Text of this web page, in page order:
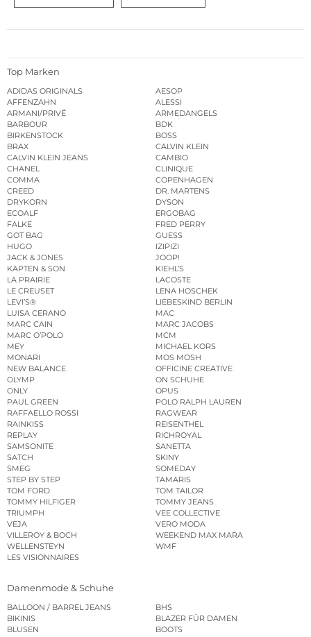
Top Marken
ADIDAS ORIGINALS
AESOP
AFFENZAHN
ALESSI
ARMANI/PRIVÉ
ARMEDANGELS
BARBOUR
BDK
BIRKENSTOCK
BOSS
BRAX
CALVIN KLEIN
CALVIN KLEIN JEANS
CAMBIO
CHANEL
CLINIQUE
COMMA
COPENHAGEN
CREED
DR. MARTENS
DRYKORN
DYSON
ECOALF
ERGOBAG
FALKE
FRED PERRY
GOT BAG
GUESS
HUGO
IZIPIZI
JACK & JONES
JOOP!
KAPTEN & SON
KIEHL’S
LA PRAIRIE
LACOSTE
LE CREUSET
LENA HOSCHEK
LEVI’S®
LIEBESKIND BERLIN
LUISA CERANO
MAC
MARC CAIN
MARC JACOBS
MARC O’POLO
MCM
MEY
MICHAEL KORS
MONARI
MOS MOSH
NEW BALANCE
OFFICINE CREATIVE
OLYMP
ON SCHUHE
ONLY
OPUS
PAUL GREEN
POLO RALPH LAUREN
RAFFAELLO ROSSI
RAGWEAR
RAINKISS
REISENTHEL
REPLAY
RICHROYAL
SAMSONITE
SANETTA
SATCH
SKINY
SMEG
SOMEDAY
STEP BY STEP
TAMARIS
TOM FORD
TOM TAILOR
TOMMY HILFIGER
TOMMY JEANS
TRIUMPH
VEE COLLECTIVE
VEJA
VERO MODA
VILLEROY & BOCH
WEEKEND MAX MARA
WELLENSTEYN
WMF
LES VISIONNAIRES
Damenmode & Schuhe
BALLOON / BARREL JEANS
BHS
BIKINIS
BLAZER FÜR DAMEN
BLUSEN
BOOTS